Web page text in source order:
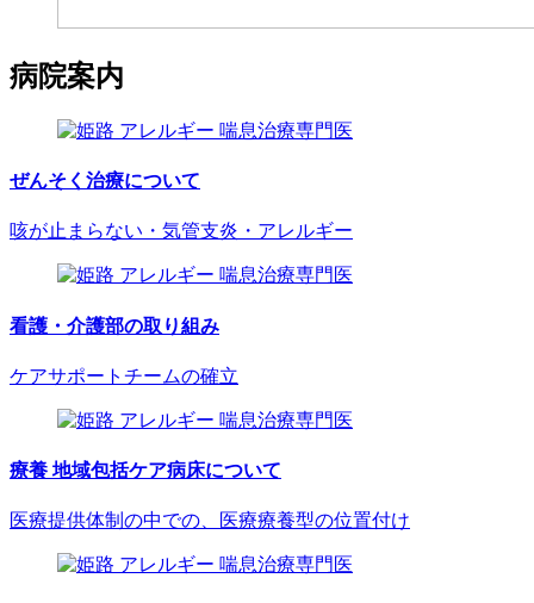
病院案内
ぜんそく治療について
咳が止まらない・気管支炎・アレルギー
看護・介護部の取り組み
ケアサポートチームの確立
療養 地域包括ケア病床について
医療提供体制の中での、医療療養型の位置付け